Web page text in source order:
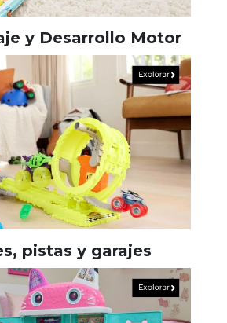
y Desarrollo Motor
pistas y garajes